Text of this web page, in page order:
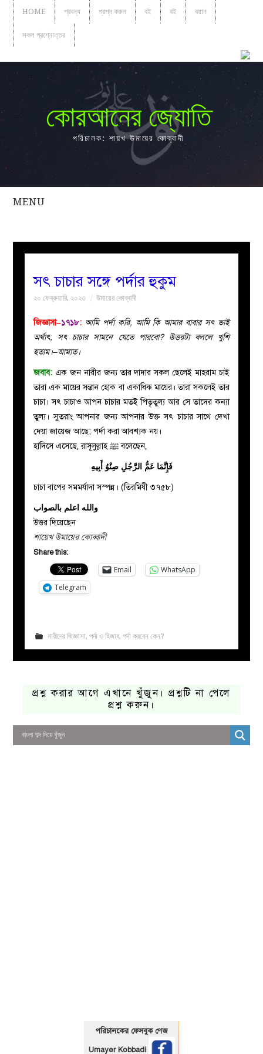
HOME প্রবন্ধ প্রশ্ন করুন বই বই বয়ান
সকল প্রশ্নোত্তর
কোরআনের জ্যোতি
পরিচালক: শায়খ উমায়ের কোব্বাদী
MENU
সকল
নারীদের
পাতা
প্রশ্ন
সৎ চাচার সঙ্গে পর্দার হুকুম
২০ ফেব্রুয়ারি, ২০২৩ উমায়ের কোব্বাদী
জিজ্ঞাসা–১৭১৮: আমি পর্দা করি,‌ আমি কি আমার বাবার সৎ ভাই
অর্থাৎ, সৎ চাচার সামনে যেতে পারবো? উত্তরটা বললে খুশি
হতাম।–আমাত।
জবাব: এক জন নারীর জন্য তার দাদার সকল ছেলেই মাহরাম চাই
তারা এক মায়ের সন্তান হোক বা একাধিক মায়ের। তারা সকলেই তার
চাচা। সৎ চাচাও আপন চাচার মতই পিতৃতুল্য আর সে তাদের কন্যা
তুল্য। সুতরাং আপনার জন্য আপনার উক্ত সৎ চাচার সাথে দেখা
দেয়া জায়েজ আছে; পর্দা করা আবশ্যক নয়।
হাদিসে এসেছে, রাসূলুল্লাহ ﷺ বলেছেন,
فَإِنَّمَا عَمُّ الرَّجُلِ صِنْوُ أَبِيهِ
চাচা বাপের সমমর্যাদা সস্পন্ন। (তিরমিযী ৩৭৫৮)
والله اعلم بالصواب
উত্তর দিয়েছেন
শায়েখ উমায়ের কোব্বাদী
Share this:
Email
WhatsApp
Telegram
নারীদের জিজ্ঞাসা, পর্দা ও হিজাব, পর্দা করবেন কেন?
প্রশ্ন করার আগে এখানে খুঁজুন। প্রশ্নটি না পেলে
প্রশ্ন করুন।
পরিচালকের ফেসবুক পেজ
Umayer Kobbadi